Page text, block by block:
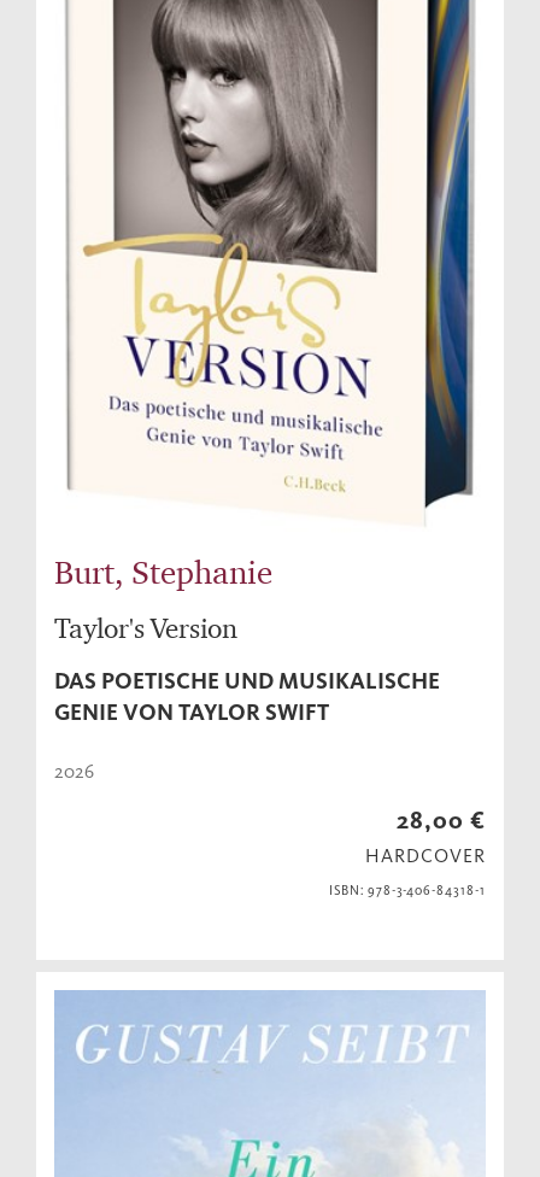
Burt, Stephanie
Taylor's Version
DAS POETISCHE UND MUSIKALISCHE
GENIE VON TAYLOR SWIFT
2026
28,00 €
HARDCOVER
ISBN: 978-3-406-84318-1